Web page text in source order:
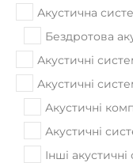
Акустична
Бездротова
Акустичні
Акустичні
Акустичні
Акустичні
Інші